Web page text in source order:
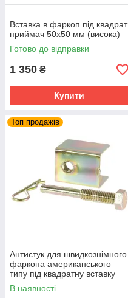
Вставка в фаркоп під квадрат
приймач 50х50 мм (висока)
Готово до відправки
1 350 ₴
Купити
Топ продажів
Антистук для швидкознімного
фаркопа американського
типу під квадратну вставку
В наявності